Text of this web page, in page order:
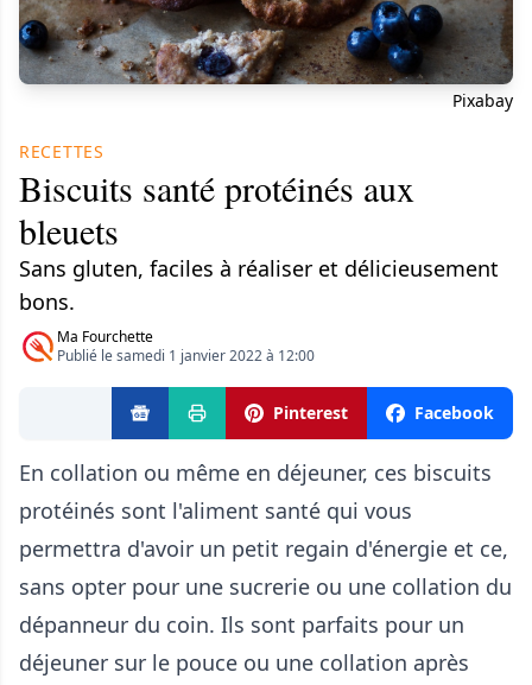
Pixabay
RECETTES
Biscuits santé protéinés aux
bleuets
Sans gluten, faciles à réaliser et délicieusement
bons.
Ma Fourchette
Publié le samedi 1 janvier 2022 à 12:00
Pinterest Facebook
En collation ou même en déjeuner, ces biscuits
protéinés sont l'aliment santé qui vous
permettra d'avoir un petit regain d'énergie et ce,
sans opter pour une sucrerie ou une collation du
dépanneur du coin. Ils sont parfaits pour un
déjeuner sur le pouce ou une collation après